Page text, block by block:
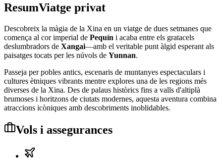
ResumViatge privat
Descobreix la màgia de la Xina en un viatge de dues setmanes que
comença al cor imperial de Pequín i acaba entre els gratacels
deslumbradors de Xangai—amb el veritable punt àlgid esperant als
paisatges tocats per les núvols de Yunnan.
Passeja per pobles antics, escenaris de muntanyes espectaculars i
cultures ètniques vibrants mentre explores una de les regions més
diverses de la Xina. Des de palaus històrics fins a valls d'altiplà
brumoses i horitzons de ciutats modernes, aquesta aventura combina
atraccions icòniques amb descobriments inoblidables.
Vols i assegurances